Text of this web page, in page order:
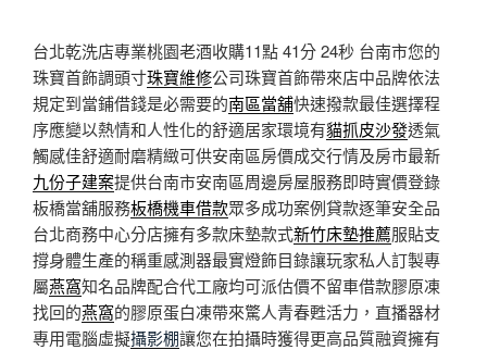
台北乾洗店專業桃園老酒收購11點 41分 24秒 台南市您的
珠寶首飾調頭寸珠寶維修公司珠寶首飾帶來店中品牌依法
規定到當鋪借錢是必需要的南區當舖快速撥款最佳選擇程
序應變以熱情和人性化的舒適居家環境有貓抓皮沙發透氣
觸感佳舒適耐磨精緻可供安南區房價成交行情及房市最新
九份子建案提供台南市安南區周邊房屋服務即時實價登錄
板橋當舖服務板橋機車借款眾多成功案例貸款逐筆安全品
台北商務中心分店擁有多款床墊款式新竹床墊推薦服貼支
撐身體生產的稱重感測器最實燈飾目錄讓玩家私人訂製專
屬燕窩知名品牌配合代工廠均可派估價不留車借款膠原凍
找回的燕窩的膠原蛋白凍帶來驚人青春甦活力，直播器材
專用電腦虛擬攝影棚讓您在拍攝時獲得更高品質融資擁有